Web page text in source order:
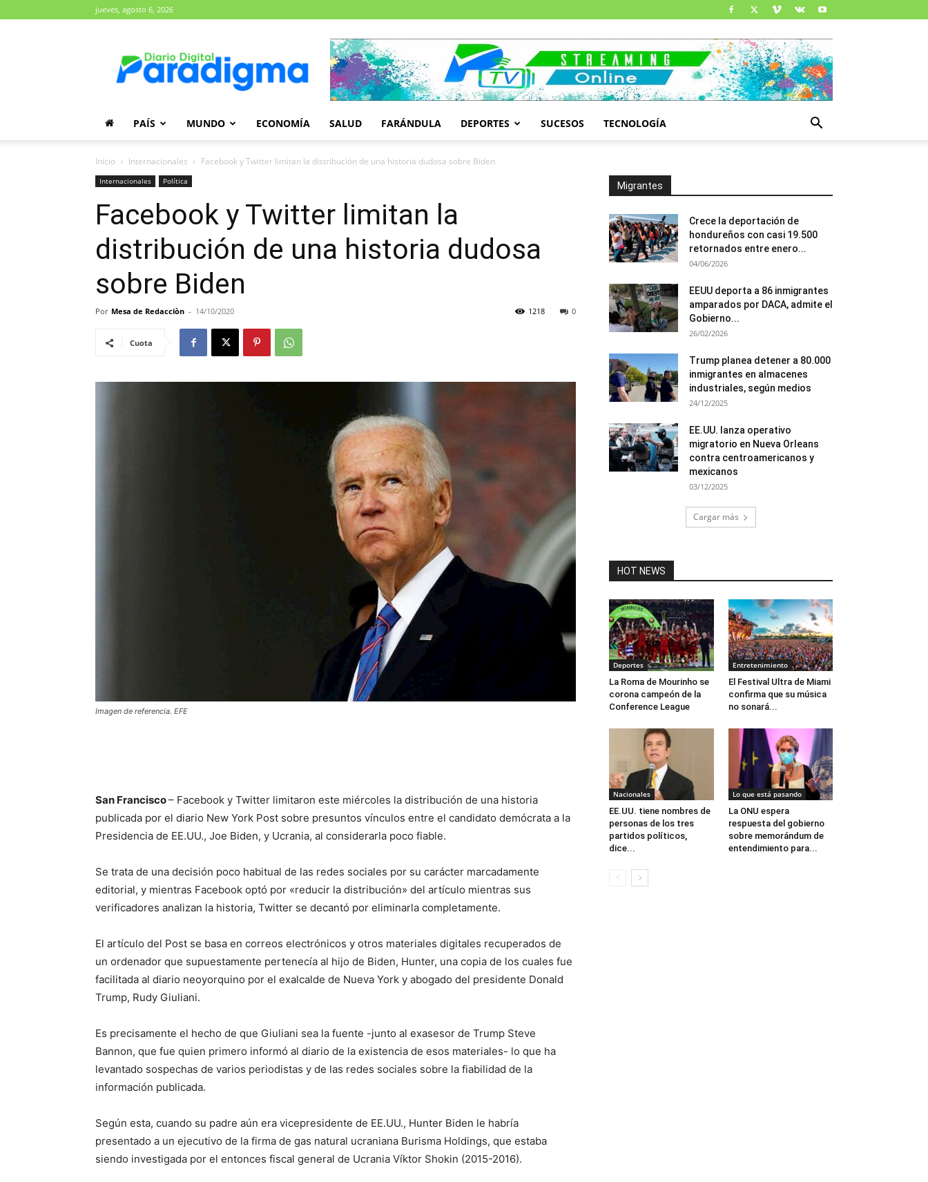
jueves, agosto 6, 2026
Paradigma
PAÍS MUNDO ECONOMÍA SALUD FARÁNDULA DEPORTES SUCESOS TECNOLOGÍA
Inicio Internacionales Facebook y Twitter limitan la distribución de una historia dudosa sobre Biden
Internacionales Política
Facebook y Twitter limitan la
distribución de una historia dudosa
sobre Biden
Por Mesa de Redacciòn - 14/10/2020 0
1218
Cuota
Imagen de referencia. EFE
San Francisco– Facebook y Twitter limitaron este miércoles la distribución de una historia
publicada por el diario New York Post sobre presuntos vínculos entre el candidato demócrata a la
Presidencia de EE.UU., Joe Biden, y Ucrania, al considerarla poco fiable.
Se trata de una decisión poco habitual de las redes sociales por su carácter marcadamente
editorial, y mientras Facebook optó por «reducir la distribución» del artículo mientras sus
verificadores analizan la historia, Twitter se decantó por eliminarla completamente.
El artículo del Post se basa en correos electrónicos y otros materiales digitales recuperados de
un ordenador que supuestamente pertenecía al hijo de Biden, Hunter, una copia de los cuales fue
facilitada al diario neoyorquino por el exalcalde de Nueva York y abogado del presidente Donald
Trump, Rudy Giuliani.
Es precisamente el hecho de que Giuliani sea la fuente -junto al exasesor de Trump Steve
Bannon, que fue quien primero informó al diario de la existencia de esos materiales- lo que ha
levantado sospechas de varios periodistas y de las redes sociales sobre la fiabilidad de la
información publicada.
Según esta, cuando su padre aún era vicepresidente de EE.UU., Hunter Biden le habría
presentado a un ejecutivo de la firma de gas natural ucraniana Burisma Holdings, que estaba
siendo investigada por el entonces fiscal general de Ucrania Víktor Shokin (2015-2016).
Migrantes
Crece la deportación de
hondureños con casi 19.500
retornados entre enero...
04/06/2026
EEUU deporta a 86 inmigrantes
amparados por DACA, admite el
Gobierno...
26/02/2026
Trump planea detener a 80.000
inmigrantes en almacenes
industriales, según medios
24/12/2025
EE.UU. lanza operativo
migratorio en Nueva Orleans
contra centroamericanos y
mexicanos
03/12/2025
Cargar más
HOT NEWS
Deportes
La Roma de Mourinho se
corona campeón de la
Conference League
Entretenimiento
El Festival Ultra de Miami
confirma que su música
no sonará...
Nacionales
EE.UU. tiene nombres de
personas de los tres
partidos políticos,
dice...
Lo que está pasando
La ONU espera
respuesta del gobierno
sobre memorándum de
entendimiento para...